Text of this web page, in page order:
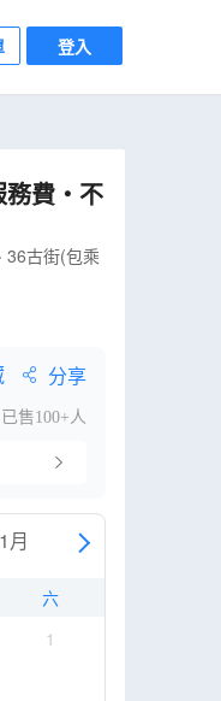
登入
36古街(包乘
分享
已售100+人
月 2026年12月
六
1